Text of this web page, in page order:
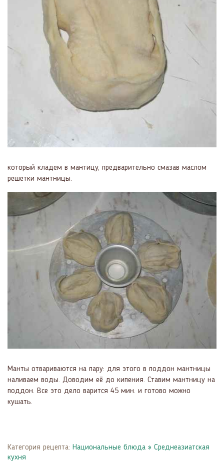
который кладем в мантицу, предварительно смазав маслом
решетки мантницы.
Манты отвариваются на пару: для этого в поддон мантницы
наливаем воды. Доводим её до кипения. Ставим мантницу на
поддон. Все это дело варится 45 мин. и готово можно
кушать.
Категория рецепта: Национальные блюда » Среднеазиатская
кухня